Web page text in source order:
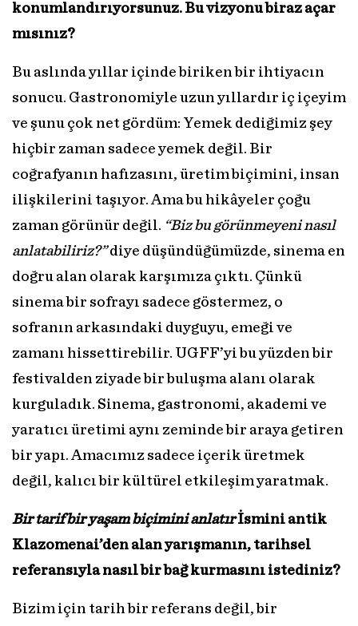
konumlandırıyorsunuz. Bu vizyonu biraz açar
mısınız?
Bu aslında yıllar içinde biriken bir ihtiyacın
sonucu. Gastronomiyle uzun yıllardır iç içeyim
ve şunu çok net gördüm: Yemek dediğimiz şey
hiçbir zaman sadece yemek değil. Bir
coğrafyanın hafızasını, üretim biçimini, insan
ilişkilerini taşıyor. Ama bu hikâyeler çoğu
zaman görünür değil. “Biz bu görünmeyeni nasıl
anlatabiliriz?”diye düşündüğümüzde, sinema en
doğru alan olarak karşımıza çıktı. Çünkü
sinema bir sofrayı sadece göstermez, o
sofranın arkasındaki duyguyu, emeği ve
zamanı hissettirebilir. UGFF’yi bu yüzden bir
festivalden ziyade bir buluşma alanı olarak
kurguladık. Sinema, gastronomi, akademi ve
yaratıcı üretimi aynı zeminde bir araya getiren
bir yapı. Amacımız sadece içerik üretmek
değil, kalıcı bir kültürel etkileşim yaratmak.
Bir tarif bir yaşam biçimini anlatırİsmini antik
Klazomenai’den alan yarışmanın, tarihsel
referansıyla nasıl bir bağ kurmasını istediniz?
Bizim için tarih bir referans değil, bir